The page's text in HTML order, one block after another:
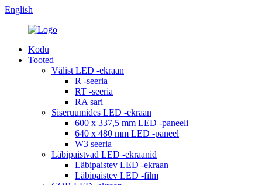
English
Kodu
Tooted
Välist LED -ekraan
R -seeria
RT -seeria
RA sari
Siseruumides LED -ekraan
600 x 337,5 mm LED -paneeli
640 x 480 mm LED -paneel
W3 seeria
Läbipaistvad LED -ekraanid
Läbipaistev LED -ekraan
Läbipaistev LED -film